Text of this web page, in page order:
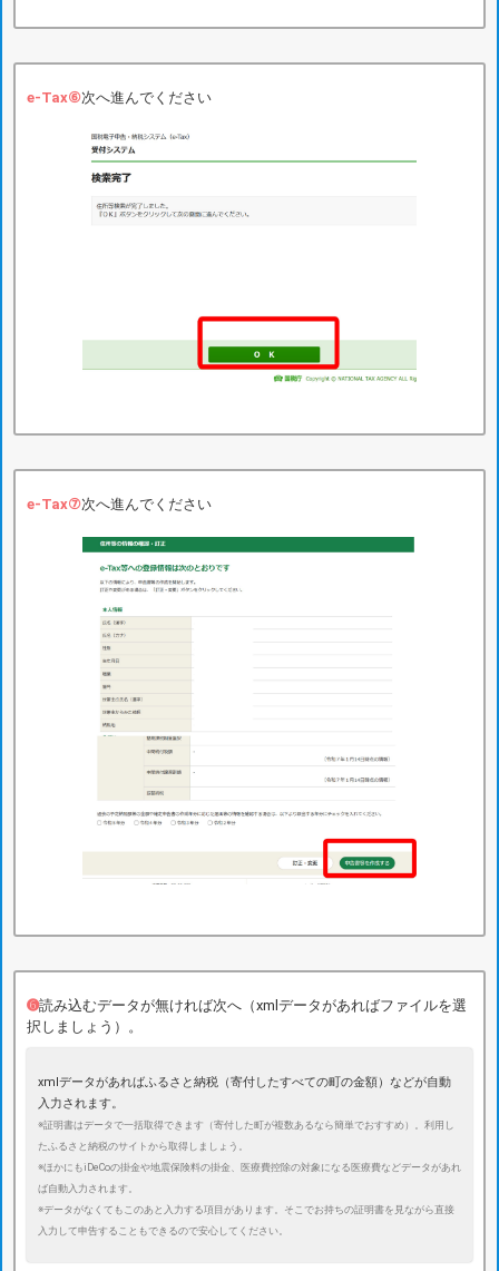
e-Tax⑥次へ進んでください
e-Tax⑦次へ進んでください
➏読み込むデータが無ければ次へ（xmlデータがあればファイルを選
択しましょう）。
xmlデータがあればふるさと納税（寄付したすべての町の金額）などが自動
入力されます。
※証明書はデータで一括取得できます（寄付した町が複数あるなら簡単でおすすめ）。利用し
たふるさと納税のサイトから取得しましょう。
※ほかにもiDeCoの掛金や地震保険料の掛金、医療費控除の対象になる医療費などデータがあれ
ば自動入力されます。
※データがなくてもこのあと入力する項目があります。そこでお持ちの証明書を見ながら直接
入力して申告することもできるので安心してください。